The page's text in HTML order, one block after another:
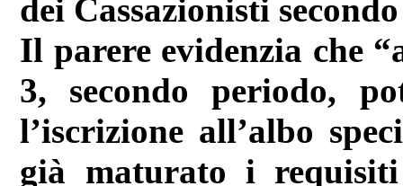
dei Cassazionisti
Il parere evidenzia che
3, secondo periodo,
l’iscrizione all’albo
già maturato i